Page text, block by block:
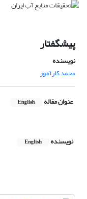
پیشگفتار
نویسنده
محمد کارآموز
عنوان مقاله English
نویسنده English